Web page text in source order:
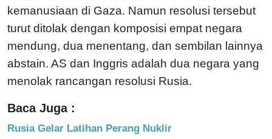
kemanusiaan di Gaza. Namun resolusi tersebut
turut ditolak dengan komposisi empat negara
mendung, dua menentang, dan sembilan lainnya
abstain. AS dan Inggris adalah dua negara yang
menolak rancangan resolusi Rusia.
Baca Juga :
Rusia Gelar Latihan Perang Nuklir